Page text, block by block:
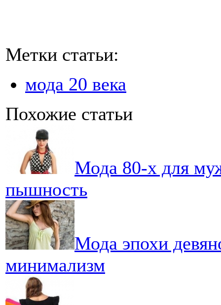
Метки статьи:
мода 20 века
Похожие статьи
Мода 80-х для
пышность
Мода эпохи
минимализм